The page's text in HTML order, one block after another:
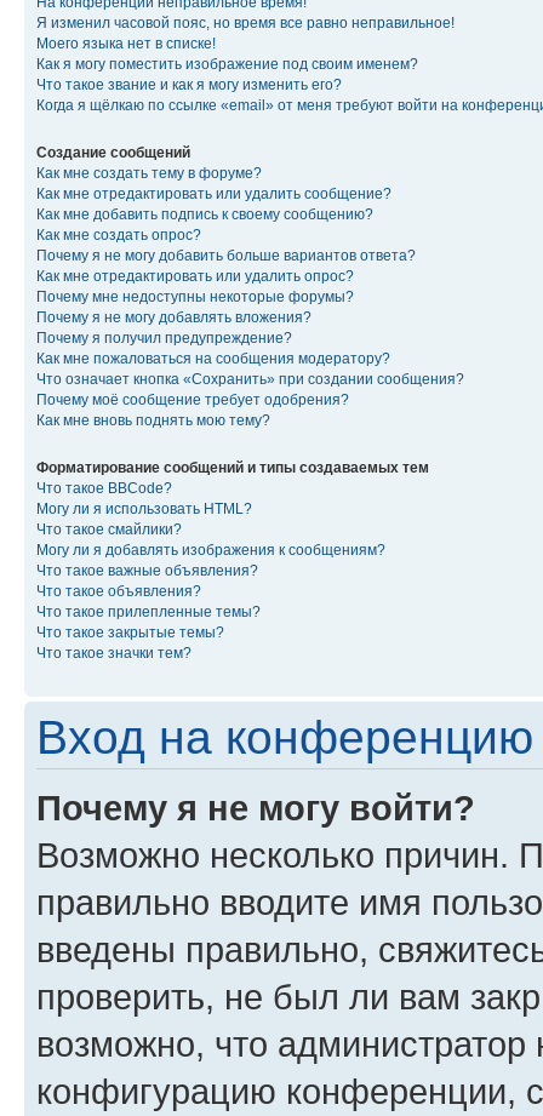
Я изменил часовой пояс, но время все равно неправильное!
Моего языка нет в списке!
Как я могу поместить изображение под своим именем?
Что такое звание и как я могу изменить его?
Когда я щёлкаю по ссылке «email» от меня требуют войти на
Создание сообщений
Как мне создать тему в форуме?
Как мне отредактировать или удалить сообщение?
Как мне добавить подпись к своему сообщению?
Как мне создать опрос?
Почему я не могу добавить больше вариантов ответа?
Как мне отредактировать или удалить опрос?
Почему мне недоступны некоторые форумы?
Почему я не могу добавлять вложения?
Почему я получил предупреждение?
Как мне пожаловаться на сообщения модератору?
Что означает кнопка «Сохранить» при создании сообщения?
Почему моё сообщение требует одобрения?
Как мне вновь поднять мою тему?
Форматирование сообщений и типы создаваемых тем
Что такое BBCode?
Могу ли я использовать HTML?
Что такое смайлики?
Могу ли я добавлять изображения к сообщениям?
Что такое важные объявления?
Что такое объявления?
Что такое прилепленные темы?
Что такое закрытые темы?
Что такое значки тем?
Вход на конференцию
Почему я не могу войти?
Возможно несколько причин.
правильно вводите имя
введены правильно,
проверить, не был ли вам
возможно, что администратор
конфигурацию конференции,